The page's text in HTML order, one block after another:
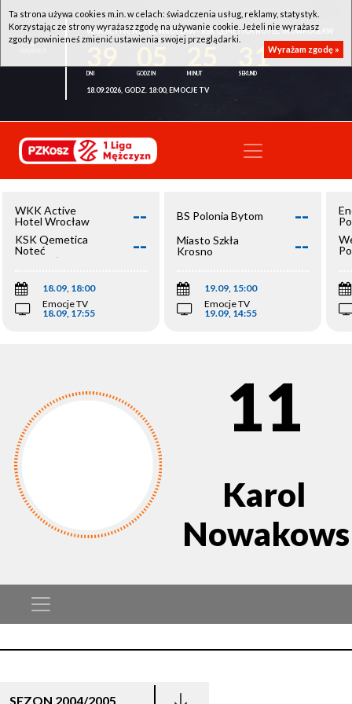
WKK ACTIVE HOTEL WROCŁAW - KSK QEMETICA NOTEĆ INOWROCŁAW
30
18.09.2026, GODZ. 18:00, EMOCJE TV
WKK Active
Hotel Wrocław
--
KSK Qemetica
Noteć
Inowrocław
--
18.09, 18:00
Emocje TV
18.09, 17:55
BS Polonia Bytom --
Miasto Szkła
Krosno
--
19.09, 15:00
Emocje TV
19.09, 14:55
11
Karol
SEZON 2004/2005
Ta strona używa cookies m.in. w celach: świadczenia usług, reklamy, statystyk.
Korzystając ze strony wyrażasz zgodę na używanie cookie. Jeżeli nie wyrażasz
zgody powinieneś zmienić ustawienia swojej przeglądarki.
Wyrażam zgodę »